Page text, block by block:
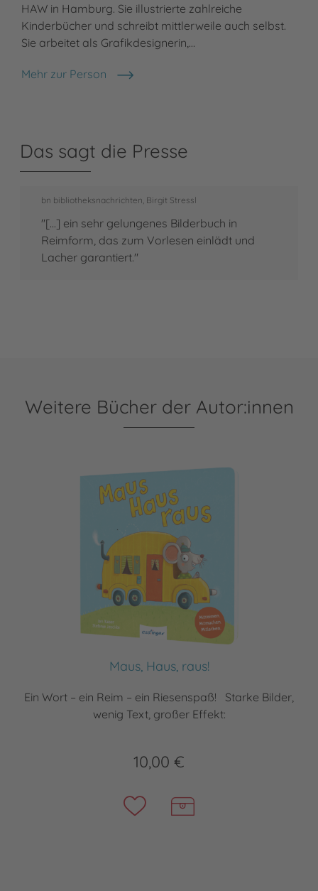
HAW in Hamburg. Sie illustrierte zahlreiche
Kinderbücher und schreibt mittlerweile auch selbst.
Sie arbeitet als Grafikdesignerin,…
Mehr zur Person
Julia Nüsch
Das sagt die Presse
bn bibliotheksnachrichten, Birgit Stressl
"[...] ein sehr gelungenes Bilderbuch in
Reimform, das zum Vorlesen einlädt und
Lacher garantiert."
Weitere Bücher der Autor:innen
Maus, Haus, raus!
Ein Wort – ein Reim – ein Riesenspaß! Starke Bilder,
wenig Text, großer Effekt:
10,00 €